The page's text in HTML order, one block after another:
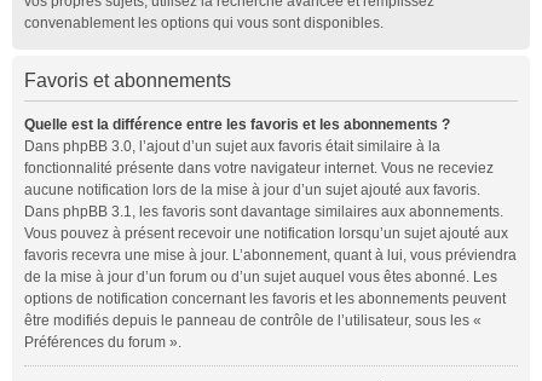
convenablement les options qui vous sont disponibles.
Favoris et abonnements
Quelle est la différence entre les favoris et les abonnements ?
Dans phpBB 3.0, l’ajout d’un sujet aux favoris était similaire à la
fonctionnalité présente dans votre navigateur internet. Vous ne receviez
aucune notification lors de la mise à jour d’un sujet ajouté aux favoris.
Dans phpBB 3.1, les favoris sont davantage similaires aux abonnements.
Vous pouvez à présent recevoir une notification lorsqu’un sujet ajouté aux
favoris recevra une mise à jour. L’abonnement, quant à lui, vous préviendra
de la mise à jour d’un forum ou d’un sujet auquel vous êtes abonné. Les
options de notification concernant les favoris et les abonnements peuvent
être modifiés depuis le panneau de contrôle de l’utilisateur, sous les «
Préférences du forum ».